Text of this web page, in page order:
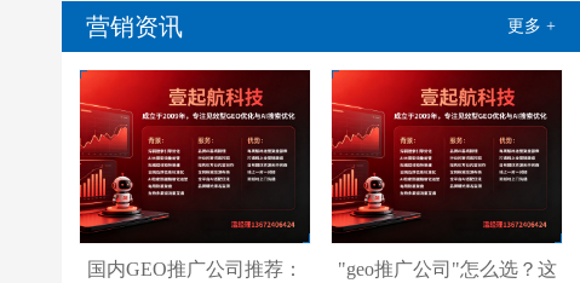
营销资讯 更多 +
国内GEO推广公司推荐：
"geo推广公司"怎么选？这